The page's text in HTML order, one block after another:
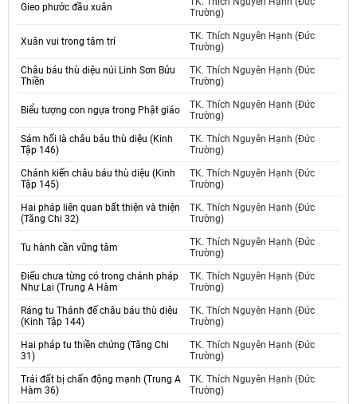
Gieo phước đầu xuân
Trường)
Xuân vui trong tâm trí
TK. Thích Nguyên Hạnh (Đức
Trường)
Châu báu thù diệu núi Linh Sơn Bửu
Thiền
TK. Thích Nguyên Hạnh (Đức
Trường)
Biểu tượng con ngựa trong Phật giáo
TK. Thích Nguyên Hạnh (Đức
Trường)
Sám hối là châu báu thù diệu (Kinh
Tập 146)
TK. Thích Nguyên Hạnh (Đức
Trường)
Chánh kiến châu báu thù diệu (Kinh
Tập 145)
TK. Thích Nguyên Hạnh (Đức
Trường)
Hai pháp liên quan bất thiện và thiện
(Tăng Chi 32)
TK. Thích Nguyên Hạnh (Đức
Trường)
Tu hành cần vững tâm
TK. Thích Nguyên Hạnh (Đức
Trường)
Điếu chưa từng có trong chánh pháp
Như Lai (Trung A Hàm
TK. Thích Nguyên Hạnh (Đức
Trường)
Ráng tu Thánh đế châu báu thù diệu
(Kinh Tập 144)
TK. Thích Nguyên Hạnh (Đức
Trường)
Hai pháp tu thiền chứng (Tăng Chi
31)
TK. Thích Nguyên Hạnh (Đức
Trường)
Trái đất bị chấn động mạnh (Trung A
Hàm 36)
TK. Thích Nguyên Hạnh (Đức
Trường)